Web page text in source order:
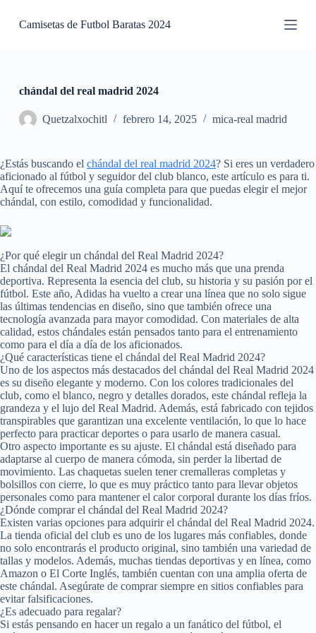
e
n
i
d
Camisetas de Futbol Baratas 2024
chándal del real madrid 2024
Quetzalxochitl febrero 14, 2025 mica-real madrid
¿Estás buscando el chándal del real madrid 2024? Si eres un verdadero
aficionado al fútbol y seguidor del club blanco, este artículo es para ti.
Aquí te ofrecemos una guía completa para que puedas elegir el mejor
chándal, con estilo, comodidad y funcionalidad.
¿Por qué elegir un chándal del Real Madrid 2024?
El chándal del Real Madrid 2024 es mucho más que una prenda
deportiva. Representa la esencia del club, su historia y su pasión por el
fútbol. Este año, Adidas ha vuelto a crear una línea que no solo sigue
las últimas tendencias en diseño, sino que también ofrece una
tecnología avanzada para mayor comodidad. Con materiales de alta
calidad, estos chándales están pensados tanto para el entrenamiento
como para el día a día de los aficionados.
¿Qué características tiene el chándal del Real Madrid 2024?
Uno de los aspectos más destacados del chándal del Real Madrid 2024
es su diseño elegante y moderno. Con los colores tradicionales del
club, como el blanco, negro y detalles dorados, este chándal refleja la
grandeza y el lujo del Real Madrid. Además, está fabricado con tejidos
transpirables que garantizan una excelente ventilación, lo que lo hace
perfecto para practicar deportes o para usarlo de manera casual.
Otro aspecto importante es su ajuste. El chándal está diseñado para
adaptarse al cuerpo de manera cómoda, sin perder la libertad de
movimiento. Las chaquetas suelen tener cremalleras completas y
bolsillos con cierre, lo que es muy práctico tanto para llevar objetos
personales como para mantener el calor corporal durante los días fríos.
¿Dónde comprar el chándal del Real Madrid 2024?
Existen varias opciones para adquirir el chándal del Real Madrid 2024.
La tienda oficial del club es uno de los lugares más confiables, donde
no solo encontrarás el producto original, sino también una variedad de
tallas y modelos. Además, muchas tiendas deportivas y en línea, como
Amazon o El Corte Inglés, también cuentan con una amplia oferta de
este chándal. Asegúrate de comprar siempre en sitios confiables para
evitar falsificaciones.
¿Es adecuado para regalar?
Si estás pensando en hacer un regalo a un fanático del fútbol, el